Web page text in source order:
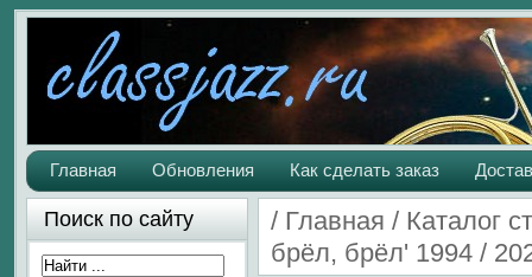
Главная Обновления Как сделать заказ
/ Главная / Каталог
брёл, брёл' 1994 /
Поиск по сайту